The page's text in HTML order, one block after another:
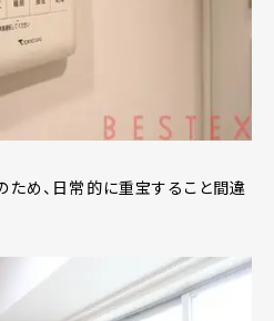
め、日常的に重宝すること間違